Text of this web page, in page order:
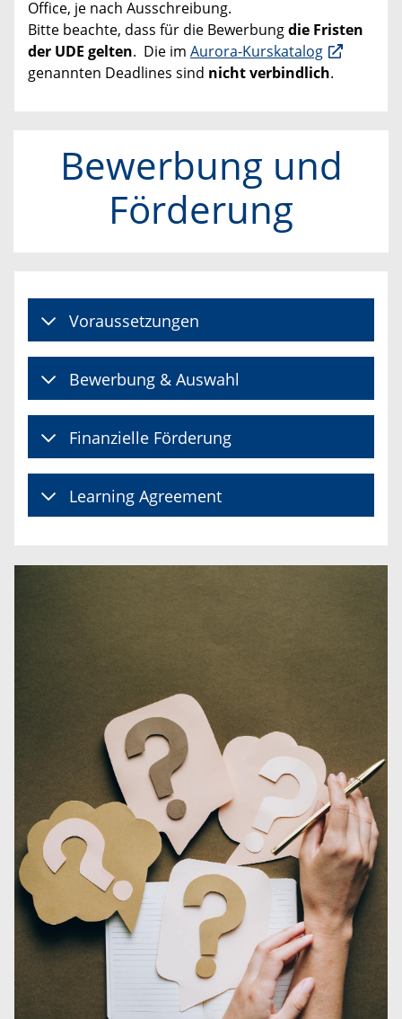
Office, je nach Ausschreibung.
Bitte beachte, dass für die Bewerbungdie Fristen
der UDE gelten. Die im Aurora-Kurskatalog
genannten Deadlines sind nicht verbindlich.
Bewerbung und
Förderung
Voraussetzungen
Bewerbung & Auswahl
Finanzielle Förderung
Learning Agreement